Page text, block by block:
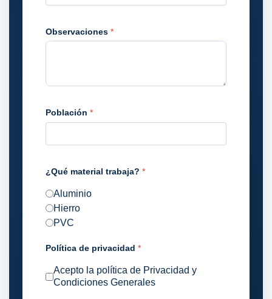
Observaciones *
Población *
¿Qué material trabaja? *
Aluminio
Hierro
PVC
Política de privacidad *
Acepto la política de Privacidad y
Condiciones Generales